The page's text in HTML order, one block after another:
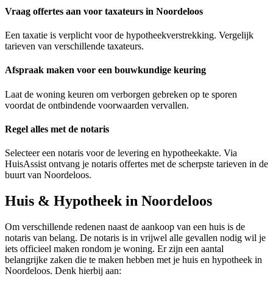
Vraag offertes aan voor taxateurs in Noordeloos
Een taxatie is verplicht voor de hypotheekverstrekking. Vergelijk
tarieven van verschillende taxateurs.
Afspraak maken voor een bouwkundige keuring
Laat de woning keuren om verborgen gebreken op te sporen
voordat de ontbindende voorwaarden vervallen.
Regel alles met de notaris
Selecteer een notaris voor de levering en hypotheekakte. Via
HuisAssist ontvang je notaris offertes met de scherpste tarieven in de
buurt van Noordeloos.
Huis & Hypotheek in Noordeloos
Om verschillende redenen naast de aankoop van een huis is de
notaris van belang. De notaris is in vrijwel alle gevallen nodig wil je
iets officieel maken rondom je woning. Er zijn een aantal
belangrijke zaken die te maken hebben met je huis en hypotheek in
Noordeloos. Denk hierbij aan: